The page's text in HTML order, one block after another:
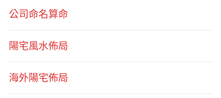
公司命名算命
陽宅風水佈局
海外陽宅佈局